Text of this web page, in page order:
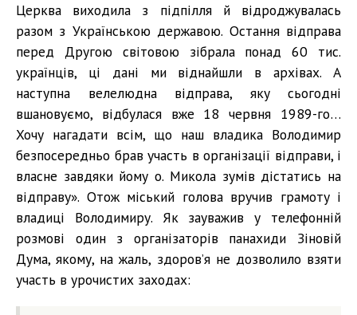
Церква виходила з підпілля й відроджувалась
разом з Українською державою. Остання відправа
перед Другою світовою зібрала понад 60 тис.
українців, ці дані ми віднайшли в архівах. А
наступна велелюдна відправа, яку сьогодні
вшановуємо, відбулася вже 18 червня 1989-го…
Хочу нагадати всім, що наш владика Володимир
безпосередньо брав участь в організації відправи, і
власне завдяки йому о. Микола зумів дістатись на
відправу». Отож міський голова вручив грамоту і
владиці Володимиру. Як зауважив у телефонній
розмові один з організаторів панахиди Зіновій
Дума, якому, на жаль, здоров’я не дозволило взяти
участь в урочистих заходах: